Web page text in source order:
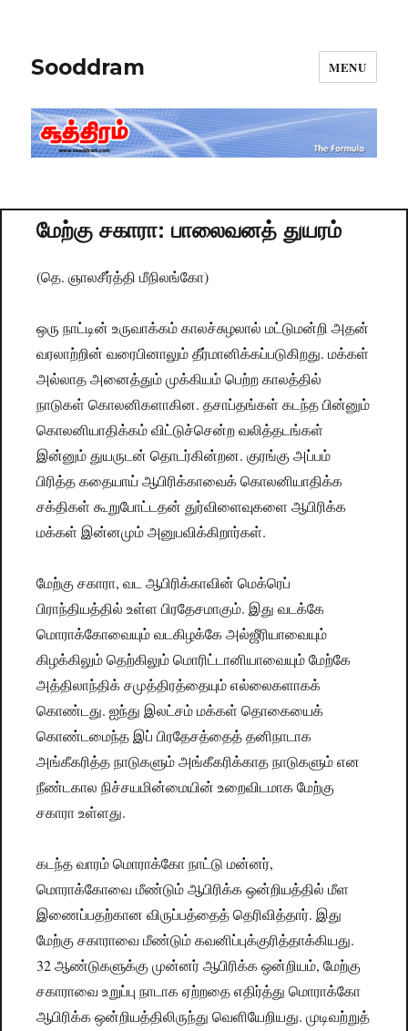
Sooddram MENU
மேற்கு சகாரா: பாலைவனத் துயரம்
(தெ. ஞாலசீர்த்தி மீநிலங்கோ)
ஒரு நாட்டின் உருவாக்கம் காலச்சுழலால் மட்டுமன்றி அதன்
வரலாற்றின் வரைபினாலும் தீர்மானிக்கப்படுகிறது. மக்கள்
அல்லாத அனைத்தும் முக்கியம் பெற்ற காலத்தில்
நாடுகள் கொலனிகளாகின. தசாப்தங்கள் கடந்த பின்னும்
கொலனியாதிக்கம் விட்டுச்சென்ற வலித்தடங்கள்
இன்னும் துயருடன் தொடர்கின்றன. குரங்கு அப்பம்
பிரித்த கதையாய் ஆபிரிக்காவைக் கொலனியாதிக்க
சக்திகள் கூறுபோட்டதன் துர்விளைவுகளை ஆபிரிக்க
மக்கள் இன்னமும் அனுபவிக்கிறார்கள்.
மேற்கு சகாரா, வட ஆபிரிக்காவின் மெக்ரெப்
பிராந்தியத்தில் உள்ள பிரதேசமாகும். இது வடக்கே
மொராக்கோவையும் வடகிழக்கே அல்ஜீரியாவையும்
கிழக்கிலும் தெற்கிலும் மொரிட்டானியாவையும் மேற்கே
அத்திலாந்திக் சமுத்திரத்தையும் எல்லைகளாகக்
கொண்டது. ஐந்து இலட்சம் மக்கள் தொகையைக்
கொண்டமைந்த இப் பிரதேசத்தைத் தனிநாடாக
அங்கீகரித்த நாடுகளும் அங்கீகரிக்காத நாடுகளும் என
நீண்டகால நிச்சயமின்மையின் உறைவிடமாக மேற்கு
சகாரா உள்ளது.
கடந்த வாரம் மொராக்கோ நாட்டு மன்னர்,
மொராக்கோவை மீண்டும் ஆபிரிக்க ஒன்றியத்தில் மீள
இணைப்பதற்கான விருப்பத்தைத் தெரிவித்தார். இது
மேற்கு சகாராவை மீண்டும் கவனிப்புக்குரித்தாக்கியது.
32 ஆண்டுகளுக்கு முன்னர் ஆபிரிக்க ஒன்றியம், மேற்கு
சகாராவை உறுப்பு நாடாக ஏற்றதை எதிர்த்து மொராக்கோ
ஆபிரிக்க ஒன்றியத்திலிருந்து வெளியேறியது. முடிவற்றுத்